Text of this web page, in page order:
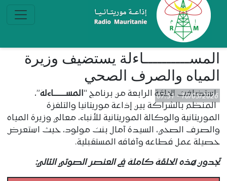
المســــــــــاءلة يستضيف وزيرة
المياه والصرف الصحي
10/05/2026 - 07:51
استضافت الحلقة الرابعة من برنامج “المســــــــاءلة”،
المنظم بالشراكة بين إذاعة موريتانيا والتلفزة
الموريتانية والوكالة الموريتانية للأنباء، معالي وزيرة المياه
والصرف الصحي، السيدة آمال بنت مولود، حيث استعرض
حصيلة عمل قطاعه وآفاقه المستقبلية.
تجدون هذه الحلقة كاملة في العنصر الصوتي التالي: